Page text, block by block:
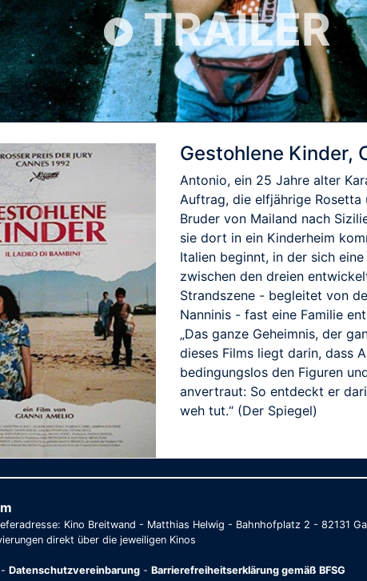
TRAILER
Gestohlene Kinder,
Antonio, ein 25 Jahre alter
Auftrag, die elfjährige Rosetta
Bruder von Mailand nach
sie dort in ein Kinderheim
Italien beginnt, in der sich
zwischen den dreien
Strandszene - begleitet von
Nanninis - fast eine Familie
„Das ganze Geheimnis, der
dieses Films liegt darin, dass
bedingungslos den Figuren
anvertraut: So entdeckt er
weh tut.“ (Der Spiegel)
Kino Breitwand - Matthias Helwig - Bahnhofplatz 2 - 82131
direkt über die jeweiligen Kinos
- Datenschutzvereinbarung - Barrierefreiheitserklärung gemäß BFSG